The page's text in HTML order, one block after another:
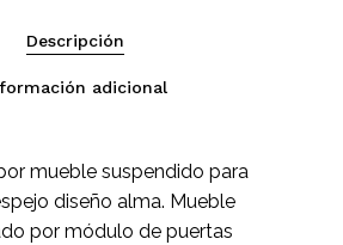
productos en el
carrito.
Descripción
adicional
mueble suspendido para
diseño alma. Mueble
por módulo de puertas